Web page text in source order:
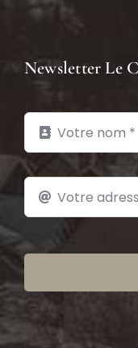
Newsletter Le